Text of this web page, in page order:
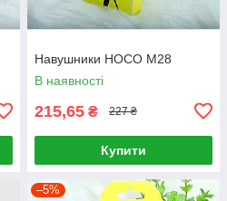
Навушники HOCO M28
В наявності
215,65 ₴ 227 ₴
Купити
–5%